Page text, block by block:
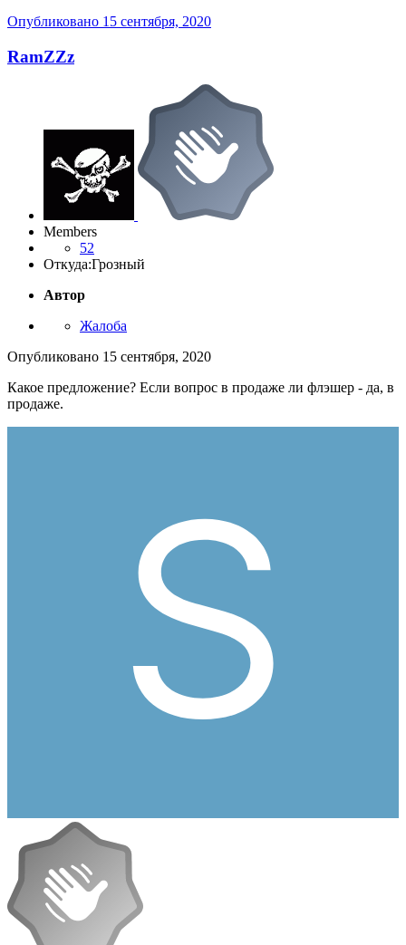
Опубликовано 15 сентября, 2020
RamZZz
Members
52
Откуда:Грозный
Автор
Жалоба
Опубликовано 15 сентября, 2020
Какое предложение? Если вопрос в продаже ли флэшер - да, в
продаже.